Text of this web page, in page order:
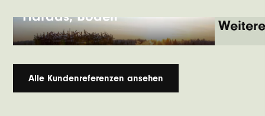
Harads, Boden
Alle Kundenreferenzen ansehen